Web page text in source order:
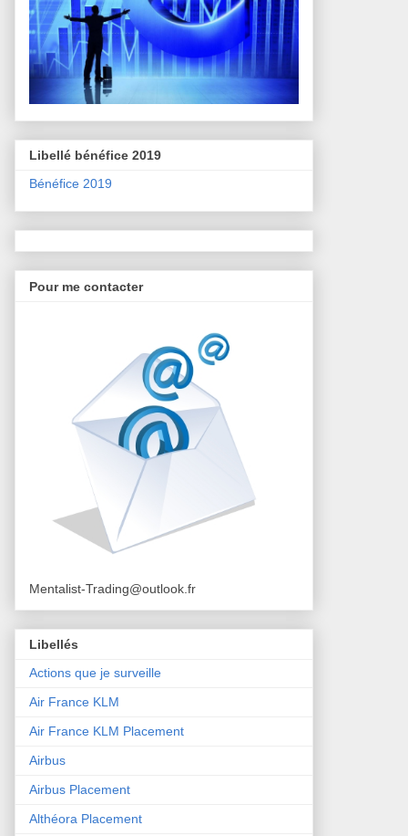
Libellé bénéfice 2019
Bénéfice 2019
Pour me contacter
Mentalist-Trading@outlook.fr
Libellés
Actions que je surveille
Air France KLM
Air France KLM Placement
Airbus
Airbus Placement
Althéora Placement